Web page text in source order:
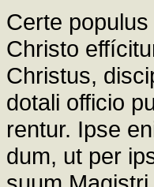
Certe
Christo
Christus,
dotali officio
rentur. Ipse
dum, ut per